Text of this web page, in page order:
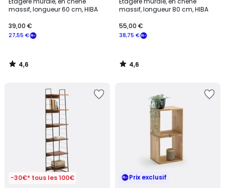
massif, longueur 60 cm, HIBA
€
souscrivez
notre
programme
27,55 €
39,00 €
4,6
/
massif, longueur 80 cm, HIBA
38,75 €
55,00 €
4,6
/
-30€* tous les 100€ Prix exclusif